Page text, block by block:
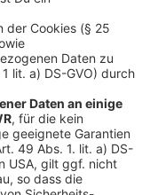
Am 28. November
Gewahrsam
bedroht
ein Attest
Psychiatrie